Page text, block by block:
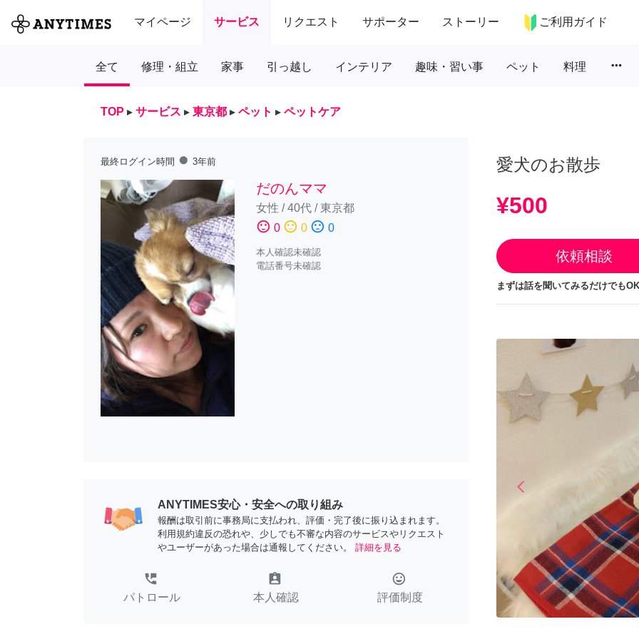
マイページ サービス リクエスト サポーター ストーリー ご利用ガイド
全て 修理・組立 家事 引っ越し インテリア 趣味・習い事 ペット 料理 more_horiz
TOP ▸ サービス ▸ 東京都 ▸ ペット ▸ ペットケア
最終ログイン時間 fiber_manual_record 3年前
だのんママ
女性 /40代/東京都
sentiment_satisfied 0 sentiment_neutral 0 sentiment_dissatisfied 0
本人確認未確認
電話番号未確認
ANYTIMES安心・安全への取り組み
報酬は取引前に事務局に支払われ、評価・完了後に振り込まれます。
利用規約違反の恐れや、少しでも不審な内容のサービスやリクエスト
やユーザーがあった場合は通報してください。
詳細を見る
perm_phone_msg
パトロール
assignment_ind
本人確認
tag_faces
評価制度
愛犬のお散歩
¥500
依頼相談
まずは話を聞いてみるだけでも
arrow_back_iosPrevious